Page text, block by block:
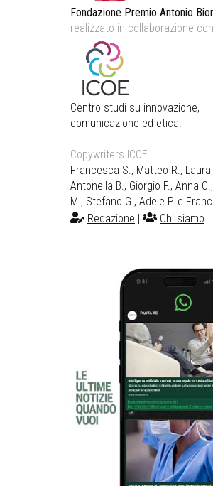
Fondazione Premio Antonio
realizzato in collaborazione
Centro studi su innovazione,
comunicazione ed etica.
Copywriters ICOE
Francesca S., Matteo R., Laura
Antonella B., Giorgio F., Anna
M., Stefano G., Adele P. e
Redazione
Chi siamo